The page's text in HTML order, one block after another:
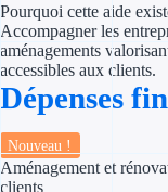
Pourquoi cette aide
Accompagner les
aménagements
accessibles aux clients.
Dépenses
Nouveau !
Aménagement et
clients